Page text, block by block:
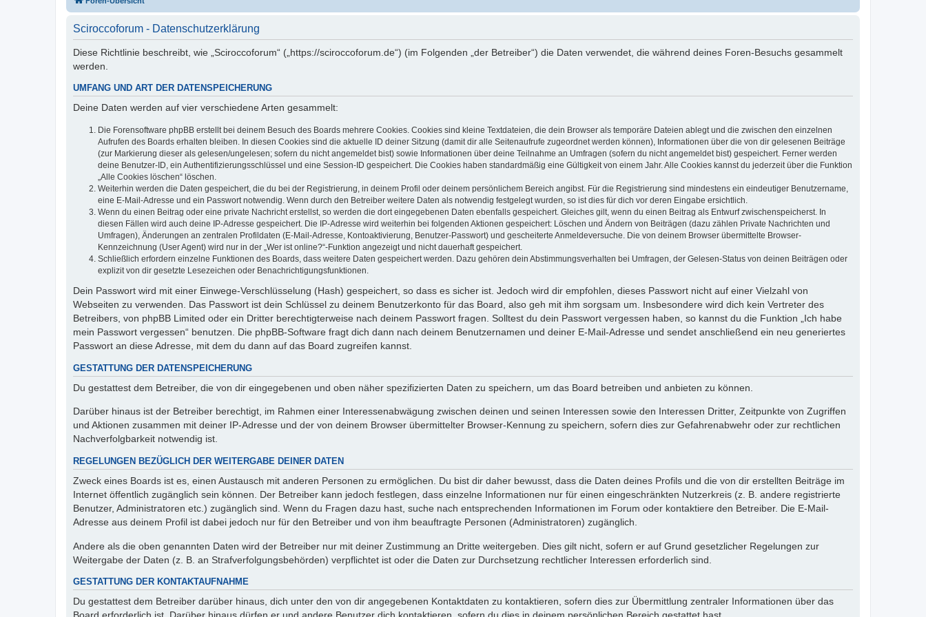
Sciroccoforum - Datenschutzerklärung
Diese Richtlinie beschreibt, wie „Sciroccoforum“ („https://sciroccoforum.de“) (im Folgenden „der Betreiber“) die Daten verwendet, die während deines Foren-Besuchs gesammelt
werden.
UMFANG UND ART DER DATENSPEICHERUNG
Deine Daten werden auf vier verschiedene Arten gesammelt:
Die Forensoftware phpBB erstellt bei deinem Besuch des Boards mehrere Cookies. Cookies sind kleine Textdateien, die dein Browser als temporäre Dateien ablegt und die zwischen den einzelnen
Aufrufen des Boards erhalten bleiben. In diesen Cookies sind die aktuelle ID deiner Sitzung (damit dir alle Seitenaufrufe zugeordnet werden können), Informationen über die von dir gelesenen Beiträge
(zur Markierung dieser als gelesen/ungelesen; sofern du nicht angemeldet bist) sowie Informationen über deine Teilnahme an Umfragen (sofern du nicht angemeldet bist) gespeichert. Ferner werden
deine Benutzer-ID, ein Authentifizierungsschlüssel und eine Session-ID gespeichert. Die Cookies haben standardmäßig eine Gültigkeit von einem Jahr. Alle Cookies kannst du jederzeit über die Funktion
„Alle Cookies löschen“ löschen.
Weiterhin werden die Daten gespeichert, die du bei der Registrierung, in deinem Profil oder deinem persönlichem Bereich angibst. Für die Registrierung sind mindestens ein eindeutiger Benutzername,
eine E-Mail-Adresse und ein Passwort notwendig. Wenn durch den Betreiber weitere Daten als notwendig festgelegt wurden, so ist dies für dich vor deren Eingabe ersichtlich.
Wenn du einen Beitrag oder eine private Nachricht erstellst, so werden die dort eingegebenen Daten ebenfalls gespeichert. Gleiches gilt, wenn du einen Beitrag als Entwurf zwischenspeicherst. In
diesen Fällen wird auch deine IP-Adresse gespeichert. Die IP-Adresse wird weiterhin bei folgenden Aktionen gespeichert: Löschen und Ändern von Beiträgen (dazu zählen Private Nachrichten und
Umfragen), Änderungen an zentralen Profildaten (E-Mail-Adresse, Kontoaktivierung, Benutzer-Passwort) und gescheiterte Anmeldeversuche. Die von deinem Browser übermittelte Browser-
Kennzeichnung (User Agent) wird nur in der „Wer ist online?“-Funktion angezeigt und nicht dauerhaft gespeichert.
Schließlich erfordern einzelne Funktionen des Boards, dass weitere Daten gespeichert werden. Dazu gehören dein Abstimmungsverhalten bei Umfragen, der Gelesen-Status von deinen Beiträgen oder
explizit von dir gesetzte Lesezeichen oder Benachrichtigungsfunktionen.
Dein Passwort wird mit einer Einwege-Verschlüsselung (Hash) gespeichert, so dass es sicher ist. Jedoch wird dir empfohlen, dieses Passwort nicht auf einer Vielzahl von
Webseiten zu verwenden. Das Passwort ist dein Schlüssel zu deinem Benutzerkonto für das Board, also geh mit ihm sorgsam um. Insbesondere wird dich kein Vertreter des
Betreibers, von phpBB Limited oder ein Dritter berechtigterweise nach deinem Passwort fragen. Solltest du dein Passwort vergessen haben, so kannst du die Funktion „Ich habe
mein Passwort vergessen“ benutzen. Die phpBB-Software fragt dich dann nach deinem Benutzernamen und deiner E-Mail-Adresse und sendet anschließend ein neu generiertes
Passwort an diese Adresse, mit dem du dann auf das Board zugreifen kannst.
GESTATTUNG DER DATENSPEICHERUNG
Du gestattest dem Betreiber, die von dir eingegebenen und oben näher spezifizierten Daten zu speichern, um das Board betreiben und anbieten zu können.
Darüber hinaus ist der Betreiber berechtigt, im Rahmen einer Interessenabwägung zwischen deinen und seinen Interessen sowie den Interessen Dritter, Zeitpunkte von Zugriffen
und Aktionen zusammen mit deiner IP-Adresse und der von deinem Browser übermittelter Browser-Kennung zu speichern, sofern dies zur Gefahrenabwehr oder zur rechtlichen
Nachverfolgbarkeit notwendig ist.
REGELUNGEN BEZÜGLICH DER WEITERGABE DEINER DATEN
Zweck eines Boards ist es, einen Austausch mit anderen Personen zu ermöglichen. Du bist dir daher bewusst, dass die Daten deines Profils und die von dir erstellten Beiträge im
Internet öffentlich zugänglich sein können. Der Betreiber kann jedoch festlegen, dass einzelne Informationen nur für einen eingeschränkten Nutzerkreis (z. B. andere registrierte
Benutzer, Administratoren etc.) zugänglich sind. Wenn du Fragen dazu hast, suche nach entsprechenden Informationen im Forum oder kontaktiere den Betreiber. Die E-Mail-
Adresse aus deinem Profil ist dabei jedoch nur für den Betreiber und von ihm beauftragte Personen (Administratoren) zugänglich.
Andere als die oben genannten Daten wird der Betreiber nur mit deiner Zustimmung an Dritte weitergeben. Dies gilt nicht, sofern er auf Grund gesetzlicher Regelungen zur
Weitergabe der Daten (z. B. an Strafverfolgungsbehörden) verpflichtet ist oder die Daten zur Durchsetzung rechtlicher Interessen erforderlich sind.
GESTATTUNG DER KONTAKTAUFNAHME
Du gestattest dem Betreiber darüber hinaus, dich unter den von dir angegebenen Kontaktdaten zu kontaktieren, sofern dies zur Übermittlung zentraler Informationen über das